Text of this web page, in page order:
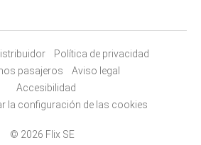
Política de privacidad
pasajeros
Aviso legal
Accesibilidad
la configuración de las cookies
© 2026 Flix SE